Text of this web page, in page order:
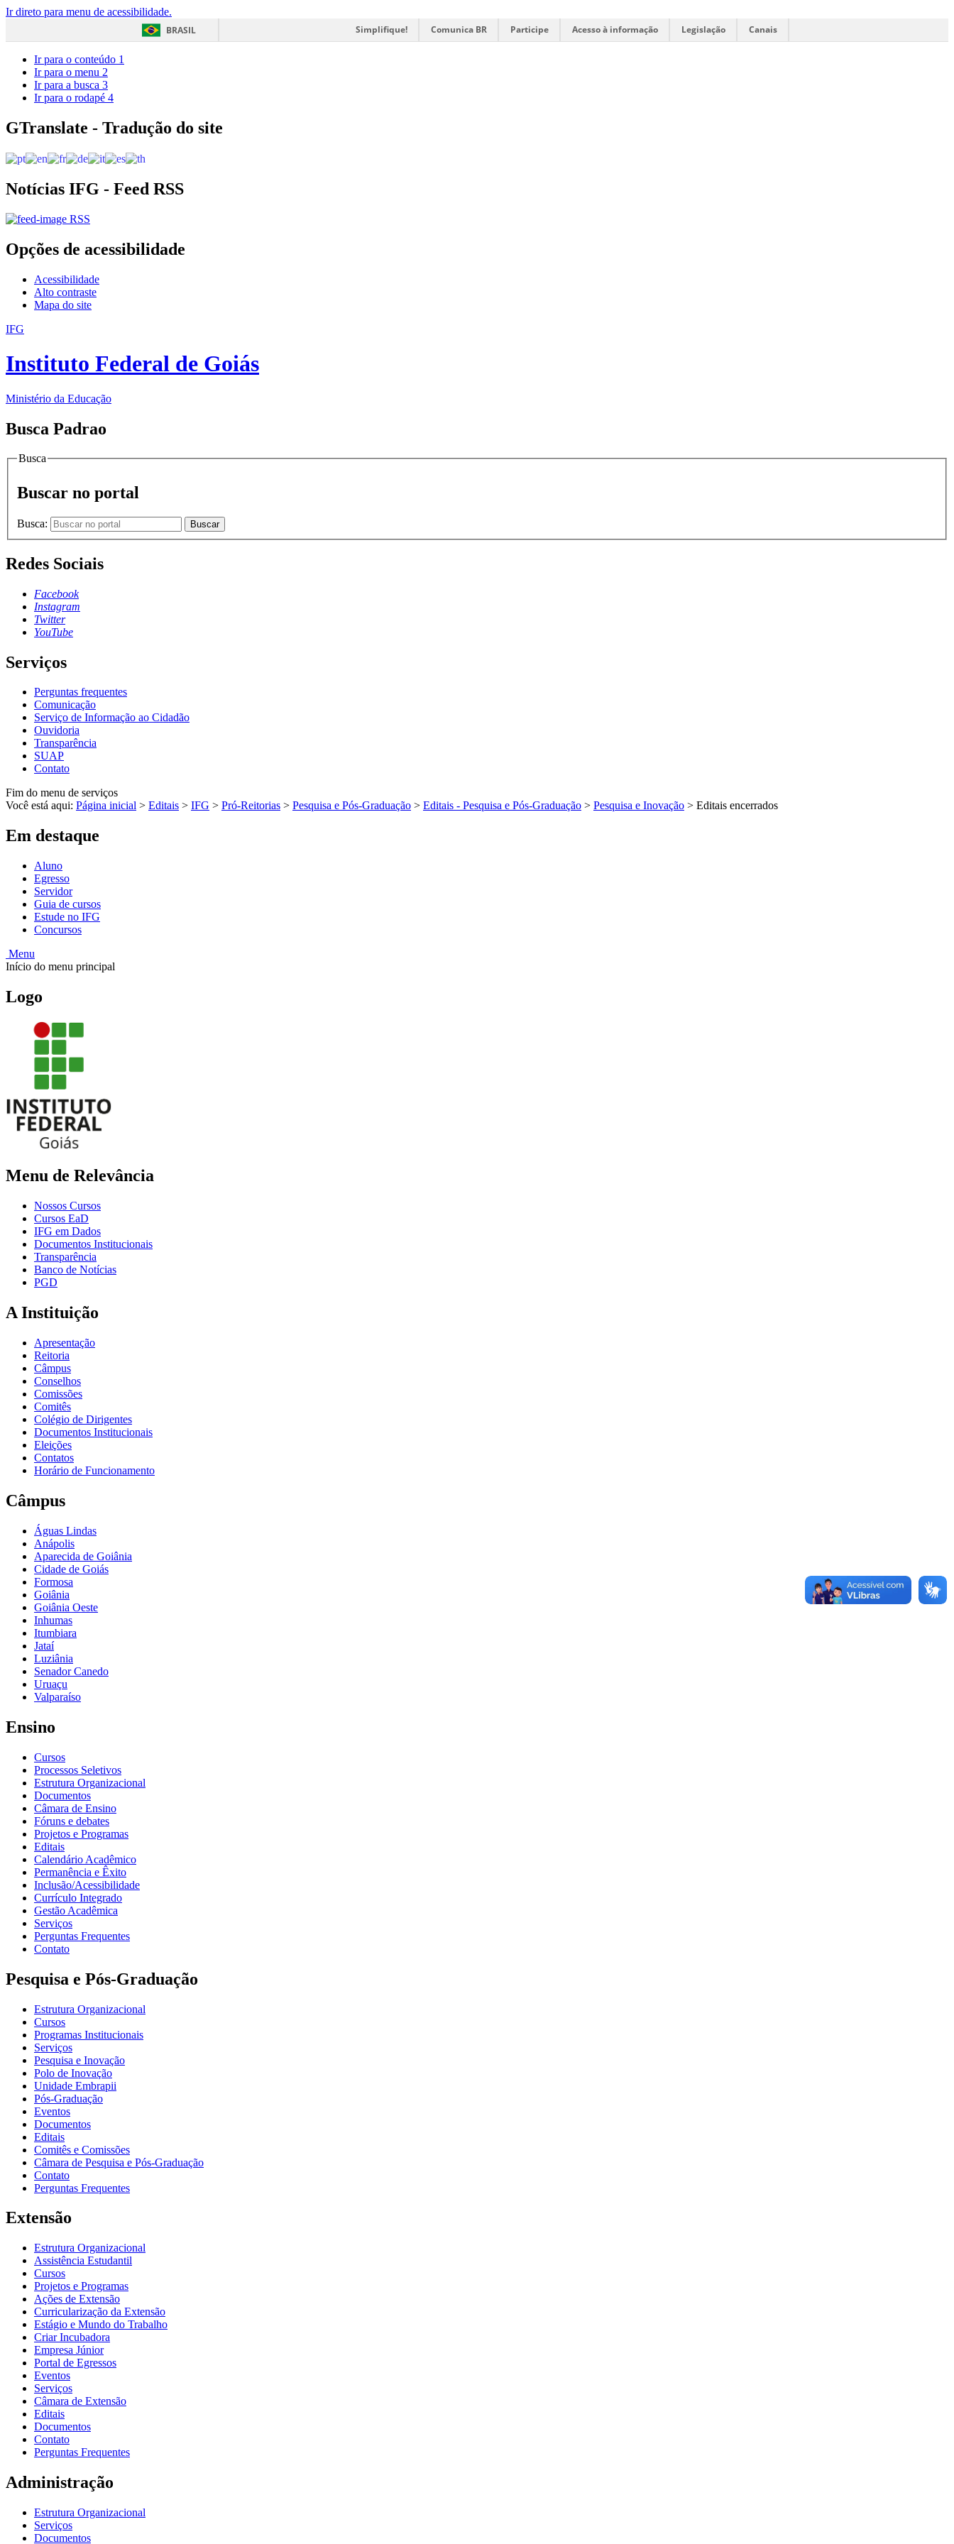
Ir direto para menu de acessibilidade.
BRASIL
Simplifique! Comunica BR Participe Acesso à informação Legislação Canais
Ir para o conteúdo 1
Ir para o menu 2
Ir para a busca 3
Ir para o rodapé 4
GTranslate - Tradução do site
Notícias IFG - Feed RSS
RSS
Opções de acessibilidade
Acessibilidade
Alto contraste
Mapa do site
IFG
Instituto Federal de Goiás
Ministério da Educação
Busca Padrao
Busca
Buscar no portal
Busca: Buscar
Redes Sociais
Facebook
Instagram
Twitter
YouTube
Serviços
Perguntas frequentes
Comunicação
Serviço de Informação ao Cidadão
Ouvidoria
Transparência
SUAP
Contato
Fim do menu de serviços
Você está aqui: Página inicial > Editais > IFG > Pró-Reitorias > Pesquisa e Pós-Graduação > Editais - Pesquisa e Pós-Graduação > Pesquisa e Inovação > Editais encerrados
Em destaque
Aluno
Egresso
Servidor
Guia de cursos
Estude no IFG
Concursos
Menu
Início do menu principal
Logo
Menu de Relevância
Nossos Cursos
Cursos EaD
IFG em Dados
Documentos Institucionais
Transparência
Banco de Notícias
PGD
A Instituição
Apresentação
Reitoria
Câmpus
Conselhos
Comissões
Comitês
Colégio de Dirigentes
Documentos Institucionais
Eleições
Contatos
Horário de Funcionamento
Câmpus
Águas Lindas
Anápolis
Aparecida de Goiânia
Cidade de Goiás
Formosa
Goiânia
Goiânia Oeste
Inhumas
Itumbiara
Jataí
Luziânia
Senador Canedo
Uruaçu
Valparaíso
Ensino
Cursos
Processos Seletivos
Estrutura Organizacional
Documentos
Câmara de Ensino
Fóruns e debates
Projetos e Programas
Editais
Calendário Acadêmico
Permanência e Êxito
Inclusão/Acessibilidade
Currículo Integrado
Gestão Acadêmica
Serviços
Perguntas Frequentes
Contato
Pesquisa e Pós-Graduação
Estrutura Organizacional
Cursos
Programas Institucionais
Serviços
Pesquisa e Inovação
Polo de Inovação
Unidade Embrapii
Pós-Graduação
Eventos
Documentos
Editais
Comitês e Comissões
Câmara de Pesquisa e Pós-Graduação
Contato
Perguntas Frequentes
Extensão
Estrutura Organizacional
Assistência Estudantil
Cursos
Projetos e Programas
Ações de Extensão
Curricularização da Extensão
Estágio e Mundo do Trabalho
Criar Incubadora
Empresa Júnior
Portal de Egressos
Eventos
Serviços
Câmara de Extensão
Editais
Documentos
Contato
Perguntas Frequentes
Administração
Estrutura Organizacional
Serviços
Documentos